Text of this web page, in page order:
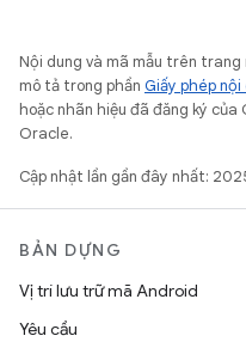
Nội dung và mã mẫu trên
mô tả trong phần Giấy phép nội
hoặc nhãn hiệu đã đăng ký
Oracle.
Cập nhật lần gần đây nhất:
BẢN DỰNG
Vị trí lưu trữ mã Android
Yêu cầu